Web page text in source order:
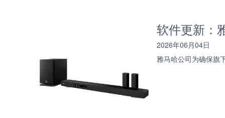
软件更新：
2026年06月04日
雅马哈公司为确保旗